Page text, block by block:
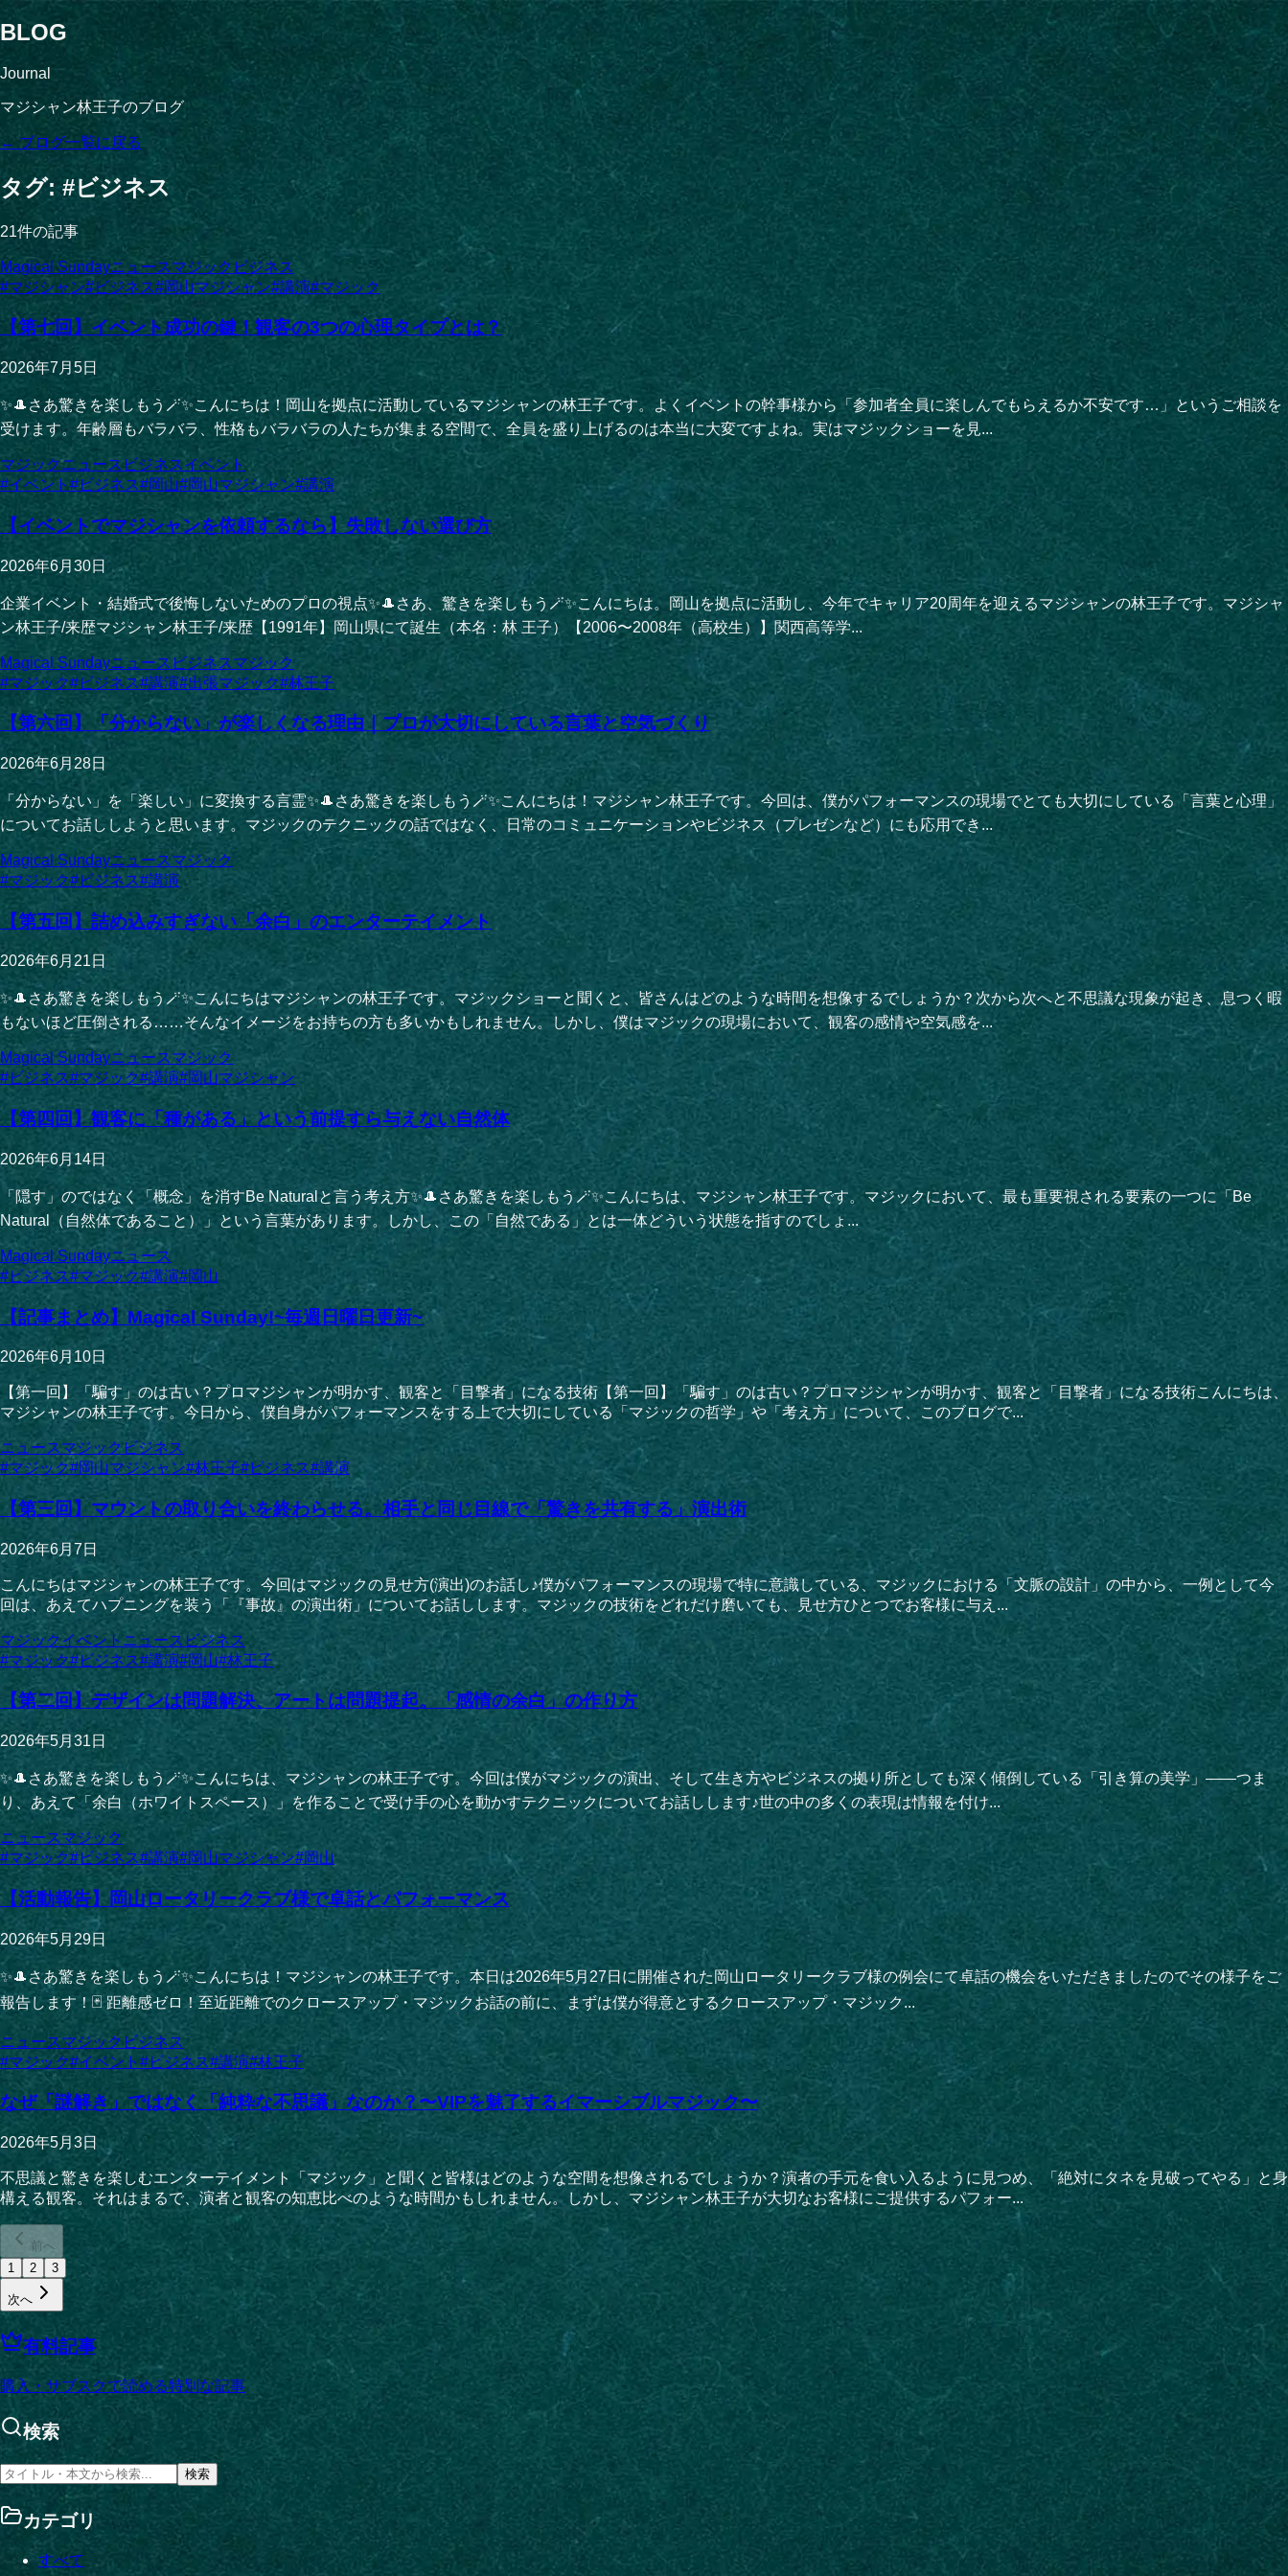
BLOG
Journal
マジシャン林王子のブログ
← ブログ一覧に戻る
タグ: #ビジネス
21件の記事
Magical Sundayニュースマジック ビジネス
#マジシャン#ビジネス#岡山マジシャン#講演#マジック
【第七回】イベント成功の鍵！観客の3つの心理タイプとは？
2026年7月5日
✨🎩さあ驚きを楽しもう🪄✨こんにちは！岡山を拠点に活動しているマジシャンの林王子です。よくイベントの幹事様から「参加者全員に楽しんでもらえるか不安です…」というご相談を
受けます。年齢層もバラバラ、性格もバラバラの人たちが集まる空間で、全員を盛り上げるのは本当に大変ですよね。実はマジックショーを見...
マジックニュースビジネスイベント
#イベント#ビジネス#岡山#岡山マジシャン#講演
【イベントでマジシャンを依頼するなら】失敗しない選び方
2026年6月30日
企業イベント・結婚式で後悔しないためのプロの視点✨🎩さあ、驚きを楽しもう🪄✨こんにちは。岡山を拠点に活動し、今年でキャリア20周年を迎えるマジシャンの林王子です。マジシャ
ン林王子/来歴マジシャン林王子/来歴【1991年】岡山県にて誕生（本名：林 王子）【2006〜2008年（高校生）】関西高等学...
Magical Sundayニュース ビジネスマジック
#マジック#ビジネス#講演#出張マジック#林王子
【第六回】「分からない」が楽しくなる理由｜プロが大切にしている言葉と空気づくり
2026年6月28日
「分からない」を「楽しい」に変換する言霊✨🎩さあ驚きを楽しもう🪄✨こんにちは！マジシャン林王子です。今回は、僕がパフォーマンスの現場でとても大切にしている「言葉と心理」
についてお話ししようと思います。マジックのテクニックの話ではなく、日常のコミュニケーションやビジネス（プレゼンなど）にも応用でき...
Magical Sundayニュースマジック
#マジック#ビジネス#講演
【第五回】詰め込みすぎない「余白」のエンターテイメント
2026年6月21日
✨🎩さあ驚きを楽しもう🪄✨こんにちはマジシャンの林王子です。マジックショーと聞くと、皆さんはどのような時間を想像するでしょうか？次から次へと不思議な現象が起き、息つく暇
もないほど圧倒される……そんなイメージをお持ちの方も多いかもしれません。しかし、僕はマジックの現場において、観客の感情や空気感を...
Magical Sundayニュースマジック
#ビジネス#マジック#講演#岡山マジシャン
【第四回】観客に「種がある」という前提すら与えない自然体
2026年6月14日
「隠す」のではなく「概念」を消すBe Naturalと言う考え方✨🎩さあ驚きを楽しもう🪄✨こんにちは、マジシャン林王子です。マジックにおいて、最も重要視される要素の一つに「Be
Natural（自然体であること）」という言葉があります。しかし、この「自然である」とは一体どういう状態を指すのでしょ...
Magical Sundayニュース
#ビジネス#マジック#講演#岡山
【記事まとめ】Magical Sunday!~毎週日曜日更新~
2026年6月10日
【第一回】「騙す」のは古い？プロマジシャンが明かす、観客と「目撃者」になる技術【第一回】「騙す」のは古い？プロマジシャンが明かす、観客と「目撃者」になる技術こんにちは、
マジシャンの林王子です。今日から、僕自身がパフォーマンスをする上で大切にしている「マジックの哲学」や「考え方」について、このブログで...
ニュースマジックビジネス
#マジック#岡山マジシャン#林王子#ビジネス#講演
【第三回】マウントの取り合いを終わらせる。相手と同じ目線で「驚きを共有する」演出術
2026年6月7日
こんにちはマジシャンの林王子です。今回はマジックの見せ方(演出)のお話し♪僕がパフォーマンスの現場で特に意識している、マジックにおける「文脈の設計」の中から、一例として今
回は、あえてハプニングを装う「『事故』の演出術」についてお話しします。マジックの技術をどれだけ磨いても、見せ方ひとつでお客様に与え...
マジックイベント ニュース ビジネス
#マジック#ビジネス#講演#岡山#林王子
【第二回】デザインは問題解決、アートは問題提起。「感情の余白」の作り方
2026年5月31日
✨🎩さあ驚きを楽しもう🪄✨こんにちは、マジシャンの林王子です。今回は僕がマジックの演出、そして生き方やビジネスの拠り所としても深く傾倒している「引き算の美学」――つま
り、あえて「余白（ホワイトスペース）」を作ることで受け手の心を動かすテクニックについてお話しします♪世の中の多くの表現は情報を付け...
ニュースマジック
#マジック#ビジネス#講演#岡山マジシャン#岡山
【活動報告】岡山ロータリークラブ様で卓話とパフォーマンス
2026年5月29日
✨🎩さあ驚きを楽しもう🪄✨こんにちは！マジシャンの林王子です。本日は2026年5月27日に開催された岡山ロータリークラブ様の例会にて卓話の機会をいただきましたのでその様子をご
報告します！🃏 距離感ゼロ！至近距離でのクロースアップ・マジックお話の前に、まずは僕が得意とするクロースアップ・マジック...
ニュースマジック ビジネス
#マジック#イベント #ビジネス#講演#林王子
なぜ「謎解き」ではなく「純粋な不思議」なのか？〜VIPを魅了するイマーシブルマジック〜
2026年5月3日
不思議と驚きを楽しむエンターテイメント「マジック」と聞くと皆様はどのような空間を想像されるでしょうか？演者の手元を食い入るように見つめ、「絶対にタネを見破ってやる」と身
構える観客。それはまるで、演者と観客の知恵比べのような時間かもしれません。しかし、マジシャン林王子が大切なお客様にご提供するパフォー...
前へ
1
2 3
次へ
有料記事
購入・サブスクで読める特別な記事
検索
検索
カテゴリ
すべて